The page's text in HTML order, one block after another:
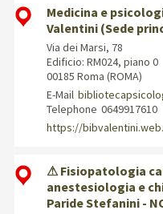
Medicina e
Valentini (Sede
Via dei Marsi, 78
Edificio: RM024, piano 0
00185 Roma (ROMA)
E-Mail
Telephone 0649917610
https://
⚠ Fisiopatologia
anestesiologia e
Paride Stefanini -